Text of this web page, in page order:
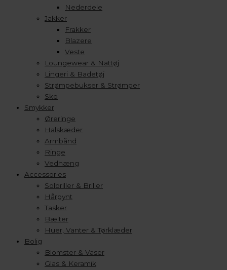
Nederdele
Jakker
Frakker
Blazere
Veste
Loungewear & Nattøj
Lingeri & Badetøj
Strømpebukser & Strømper
Sko
Smykker
Øreringe
Halskæder
Armbånd
Ringe
Vedhæng
Accessories
Solbriller & Briller
Hårpynt
Tasker
Bælter
Huer, Vanter & Tørklæder
Bolig
Blomster & Vaser
Glas & Keramik